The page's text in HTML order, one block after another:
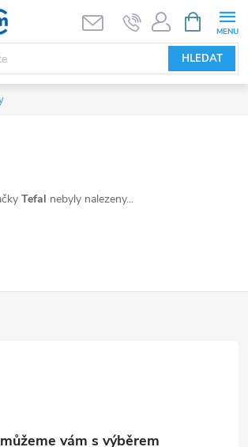
HLEDAT
NÁKUPNÍ
KOŠÍK
Tefal nebyly nalezeny...